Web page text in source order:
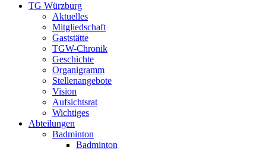
TG Würzburg
Aktuelles
Mitgliedschaft
Gaststätte
TGW-Chronik
Geschichte
Organigramm
Stellenangebote
Vision
Aufsichtsrat
Wichtiges
Abteilungen
Badminton
Badminton